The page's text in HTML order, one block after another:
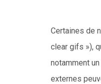
Certaines de
clear gifs »),
notamment
externes